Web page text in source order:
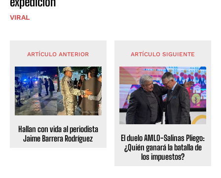
VIRAL
ARTÍCULO ANTERIOR
Hallan con vida al periodista
Jaime Barrera Rodríguez
ARTÍCULO SIGUIENTE
El duelo AMLO-Salinas Pliego:
¿Quién ganará la batalla de
los impuestos?